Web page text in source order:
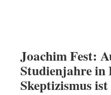
Joachim Fest:
Studienjahre in
Skeptizismus